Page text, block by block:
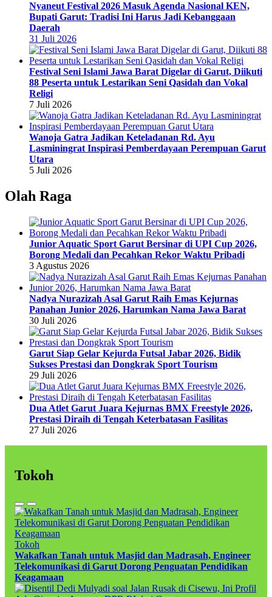
Nyaneut Festival 2026 Masuk Agenda Nasional KEN,
Bupati Garut: Tradisi Ini Harus Jadi Kebanggaan
Daerah
31 Juli 2026
Festival Seni Islami Jawa Barat Digelar di Garut, Diikuti
88 Peserta untuk Lestarikan Seni Qasidah dan Vokal
Religi
7 Juli 2026
Wanoja Gatra Jadikan Keteladanan Rd. Ayu
Lasminingrat Inspirasi Pemberdayaan Perempuan Garut
Utara
5 Juli 2026
Olah Raga
Junior Aquatic Sport Garut Bersinar di UPI Cup 2026,
Borong Medali dan Pecahkan Rekor Waktu Pribadi
3 Agustus 2026
Nadya Nurazizah Asal Garut Raih Emas Kejurnas
Panahan Junior 2026, Harumkan Nama Jawa Barat
30 Juli 2026
Garut Siap Gelar Kejurda Futsal Jabar 2026, Bidik
Sukses Prestasi dan Dongkrak Sport Tourism
29 Juli 2026
Dua Atlet Garut Juara Kejurnas BMX Freestyle 2026,
Prestasi Diraih di Tengah Keterbatasan Fasilitas
27 Juli 2026
Tokoh
Tokoh
Wakafkan Tanah untuk Masjid dan Madrasah, Engineer
Telekomunikasi di Garut Dorong Penguatan Pendidikan
Keagamaan